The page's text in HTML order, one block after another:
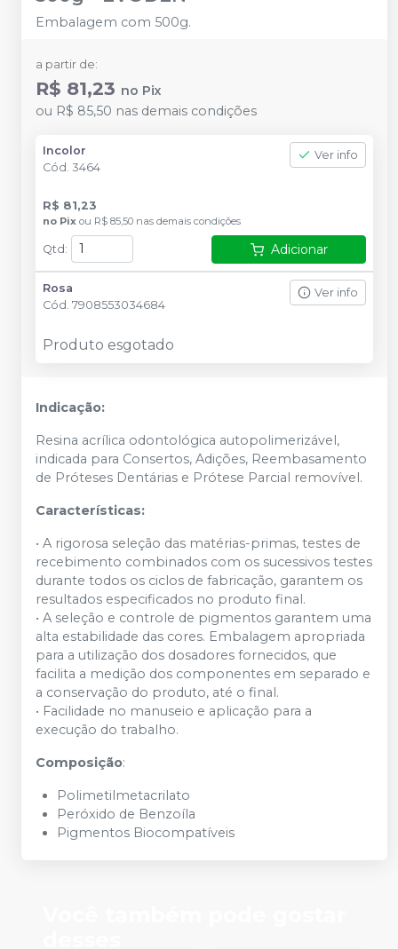
Embalagem com 500g.
a partir de:
R$ 81,23 no Pix
ou R$ 85,50 nas demais condições
Incolor
Cód. 3464
Ver info
R$ 81,23
no Pix ou R$ 85,50 nas demais condições
Qtd : Adicionar
Rosa
Cód. 7908553034684
Ver info
Produto esgotado
Indicação:
Resina acrílica odontológica autopolimerizável,
indicada para Consertos, Adições, Reembasamento
de Próteses Dentárias e Prótese Parcial removível.
Características:
• A rigorosa seleção das matérias-primas, testes de
recebimento combinados com os sucessivos testes
durante todos os ciclos de fabricação, garantem os
resultados especificados no produto final.
• A seleção e controle de pigmentos garantem uma
alta estabilidade das cores. Embalagem apropriada
para a utilização dos dosadores fornecidos, que
facilita a medição dos componentes em separado e
a conservação do produto, até o final.
• Facilidade no manuseio e aplicação para a
execução do trabalho.
Composição:
Polimetilmetacrilato
Peróxido de Benzoíla
Pigmentos Biocompatíveis